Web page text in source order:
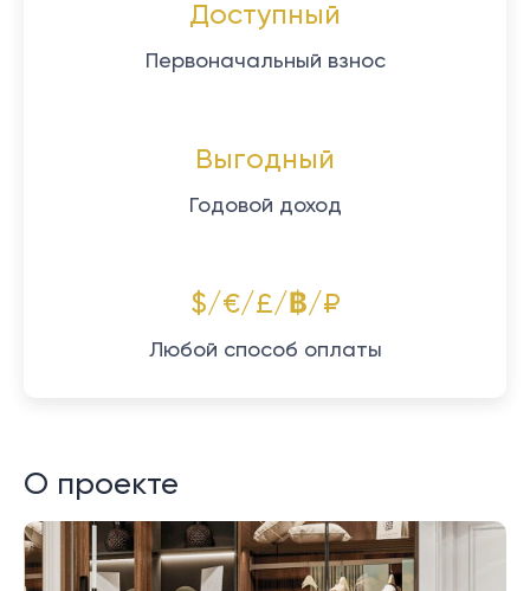
Доступный
Первоначальный взнос
Выгодный
Годовой доход
$/€/£/฿/₽
Любой способ оплаты
О проекте